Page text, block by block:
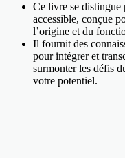
Ce livre se distingue
accessible, conçue
l’origine et du
Il fournit des
pour intégrer et
surmonter les défis
votre potentiel.